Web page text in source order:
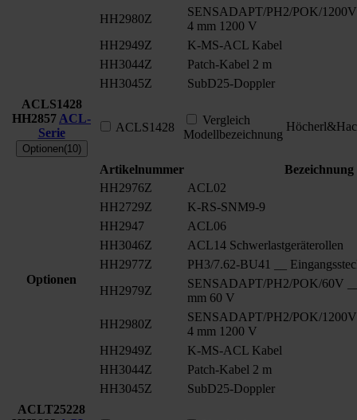
HH2980Z
SENSADAPT/PH2/POK/1200V
4 mm 1200 V
HH2949Z
K-MS-ACL Kabel
HH3044Z
Patch-Kabel 2 m
HH3045Z
SubD25-Doppler
ACLS1428
HH2857 ACL-
Serie
Optionen(10)
ACLS1428
Vergleich
Modellbezeichnung
Optionen
Artikelnummer
Bezeichnung
HH2976Z
ACL02
HH2729Z
K-RS-SNM9-9
HH2947
ACL06
HH3046Z
ACL14 Schwerlastgeräterollen
HH2977Z
PH3/7.62-BU41 __
HH2979Z
SENSADAPT/PH2/POK/60V
mm 60 V
HH2980Z
SENSADAPT/PH2/POK/1200V
4 mm 1200 V
HH2949Z
K-MS-ACL Kabel
HH3044Z
Patch-Kabel 2 m
HH3045Z
SubD25-Doppler
ACLT25228